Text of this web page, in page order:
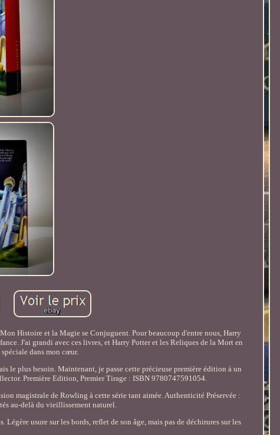
Histoire et la Magie se Conjuguent. Pour beaucoup d'entre nous, Harry
J'ai grandi avec ces livres, et Harry Potter et les Reliques de la Mort en
dans mon cœur.
le plus besoin. Maintenant, je passe cette précieuse première édition à un
Première Edition, Premier Tirage : ISBN 9780747591054.
magistrale de Rowling à cette série tant aimée. Authenticité Préservée :
au-delà du vieillissement naturel.
usure sur les bords, reflet de son âge, mais pas de déchirures sur les